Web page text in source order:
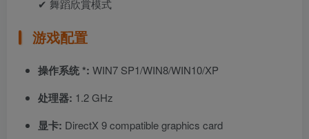
✔ 舞蹈欣賞模式
游戏配置
操作系统 *: WIN7 SP1/WIN8/WIN10/XP
处理器: 1.2 GHz
显卡: DirectX 9 compatible graphics card